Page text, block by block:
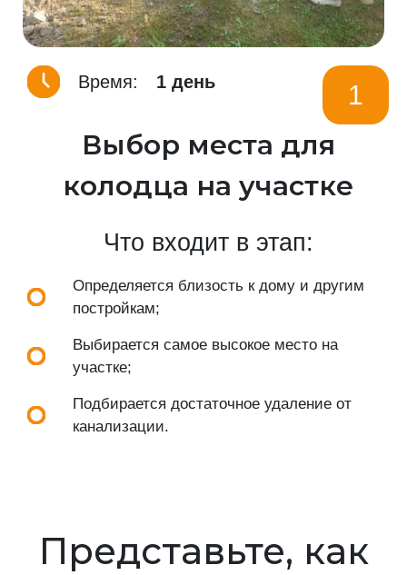
Время: 1 день 1
Выбор места для
колодца на участке
Что входит в этап:
Определяется близость к дому и другим
постройкам;
Выбирается самое высокое место на
участке;
Подбирается достаточное удаление от
канализации.
Представьте, как